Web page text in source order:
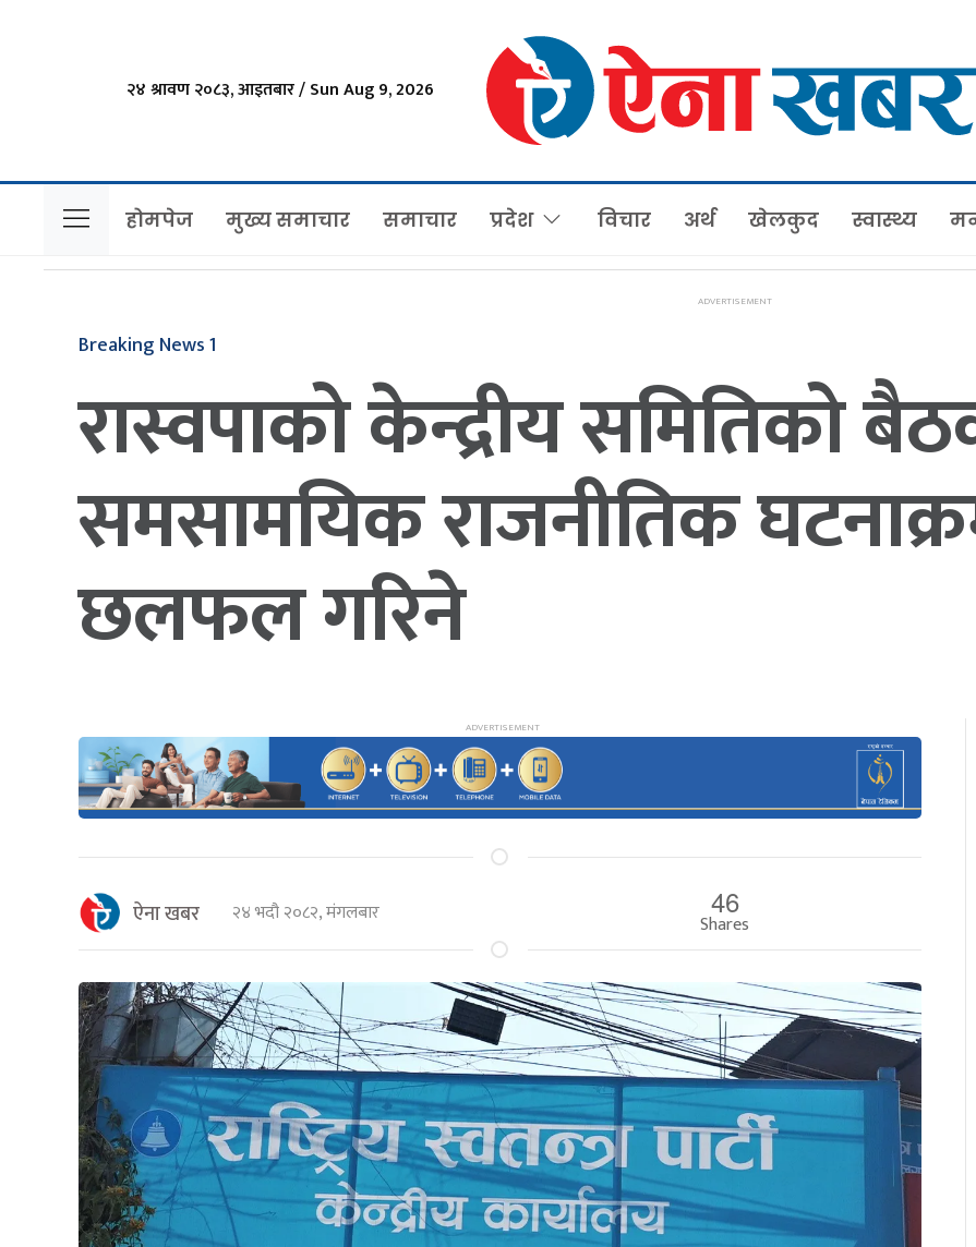
२४ श्रावण २०८३, आइतबार / Sun Aug 9, 2026
होमपेज मुख्य समाचार समाचार प्रदेश विचार अर्थ खेलकुद स्वास्थ्य
Breaking News 1
रास्वपाको केन्द्रीय समितिको
समसामयिक राजनीतिक
छलफल गरिने
ऐना खबर २४ भदौ २०८२, मंगलबार 46
Shares